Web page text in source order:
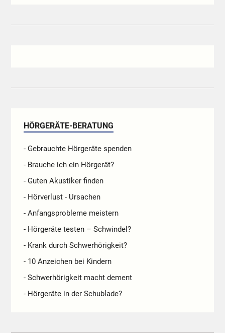
HÖRGERÄTE-BERATUNG
- Gebrauchte Hörgeräte spenden
- Brauche ich ein Hörgerät?
- Guten Akustiker finden
- Hörverlust - Ursachen
- Anfangsprobleme meistern
- Hörgeräte testen – Schwindel?
- Krank durch Schwerhörigkeit?
- 10 Anzeichen bei Kindern
- Schwerhörigkeit macht dement
- Hörgeräte in der Schublade?